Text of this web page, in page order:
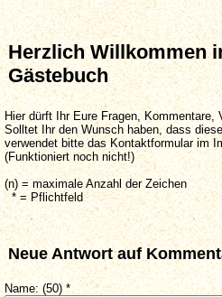
Herzlich Willkommen
Gästebuch
Hier dürft Ihr Eure Fragen, Kommentare,
Solltet Ihr den Wunsch haben, dass
verwendet bitte das Kontaktformular im
(Funktioniert noch nicht!)
(n) = maximale Anzahl der Zeichen
* = Pflichtfeld
Neue Antwort auf
Name: (50) *